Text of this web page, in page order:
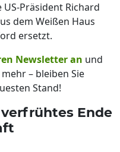
Präsident Richard
dem Weißen Haus
ersetzt.
Newsletter an und
– bleiben Sie
Stand!
Ende